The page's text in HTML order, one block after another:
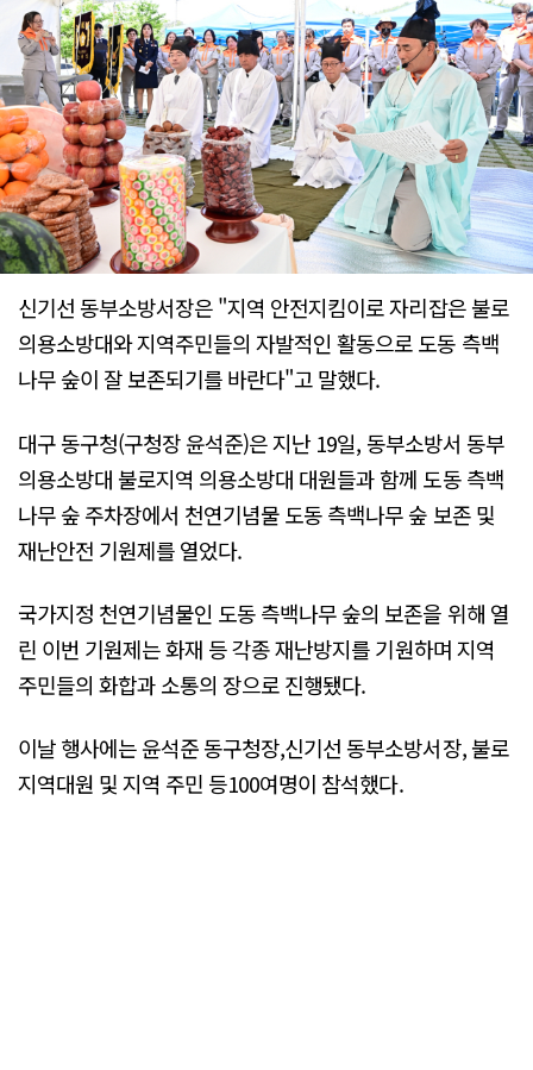
신기선 동부소방서장은 "지역 안전지킴이로 자리잡은 불로
의용소방대와 지역주민들의 자발적인 활동으로 도동 측백
나무 숲이 잘 보존되기를 바란다"고 말했다.
대구 동구청(구청장 윤석준)은 지난 19일, 동부소방서 동부
의용소방대 불로지역 의용소방대 대원들과 함께 도동 측백
나무 숲 주차장에서 천연기념물 도동 측백나무 숲 보존 및
재난안전 기원제를 열었다.
국가지정 천연기념물인 도동 측백나무 숲의 보존을 위해 열
린 이번 기원제는 화재 등 각종 재난방지를 기원하며 지역
주민들의 화합과 소통의 장으로 진행됐다.
이날 행사에는 윤석준 동구청장,신기선 동부소방서장, 불로
지역대원 및 지역 주민 등100여명이 참석했다.